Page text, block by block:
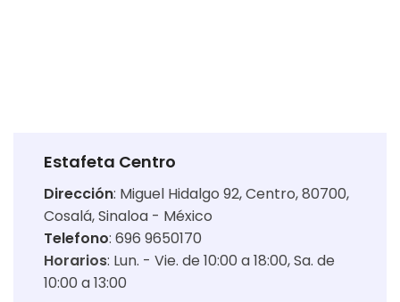
Estafeta Centro
Dirección: Miguel Hidalgo 92, Centro, 80700,
Cosalá, Sinaloa - México
Telefono: 696 9650170
Horarios: Lun. - Vie. de 10:00 a 18:00 Sa. de
10:00 a 13:00